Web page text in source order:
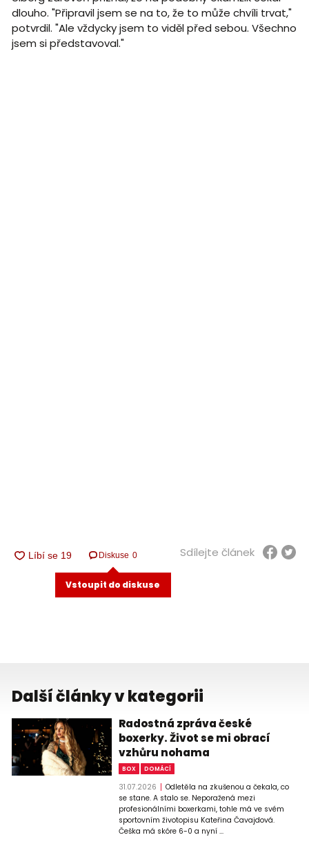
dlouho. "Připravil jsem se na to, že to může chvíli trvat,"
potvrdil. "Ale vždycky jsem to viděl před sebou. Všechno
jsem si představoval."
Diskuse 0
Vstoupit do diskuse
Sdílejte článek
Další články v kategorii
Radostná zpráva české
boxerky. Život se mi obrací
vzhůru nohama
BOX DOMÁCÍ
31.07.2026
Odletěla na zkušenou a čekala, co
se stane. A stalo se. Neporažená mezi
profesionálními boxerkami, tohle má ve svém
sportovním životopisu Kateřina Čavajdová.
Češka má skóre 6-0 a nyní ...